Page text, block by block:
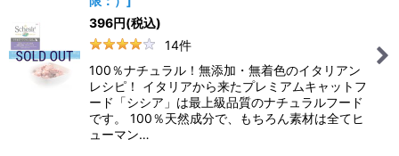
396円(税込)
14件
100％ナチュラル！無添加・無着色のイタリアン
レシピ！ イタリアから来たプレミアムキャットフ
ード「シシア」は最上級品質のナチュラルフード
です。 100％天然成分で、もちろん素材は全てヒ
ューマン…